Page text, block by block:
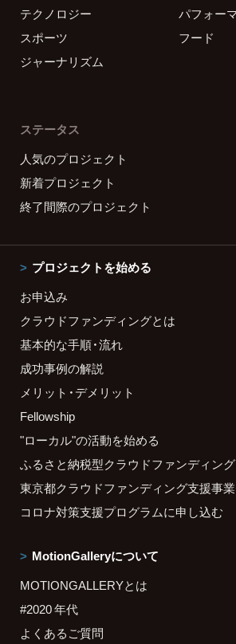
テクノロジー
パフォー
スポーツ
フード
ジャーナリズム
ステータス
人気のプロジェクト
新着プロジェクト
終了間際のプロジェクト
プロジェクトを始める
お申込み
クラウドファンディングとは
基本的な手順・流れ
成功事例の解説
メリット・デメリット
Fellowship
"ローカル"の活動を始める
ふるさと納税型クラウドファンディン
東京都クラウドファンディング支援事
コロナ対策支援プログラムに申し込む
MotionGalleryについて
MOTIONGALLERYとは
#2020 年代
よくあるご質問